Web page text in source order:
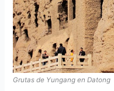
Grutas de Yungang en Datong